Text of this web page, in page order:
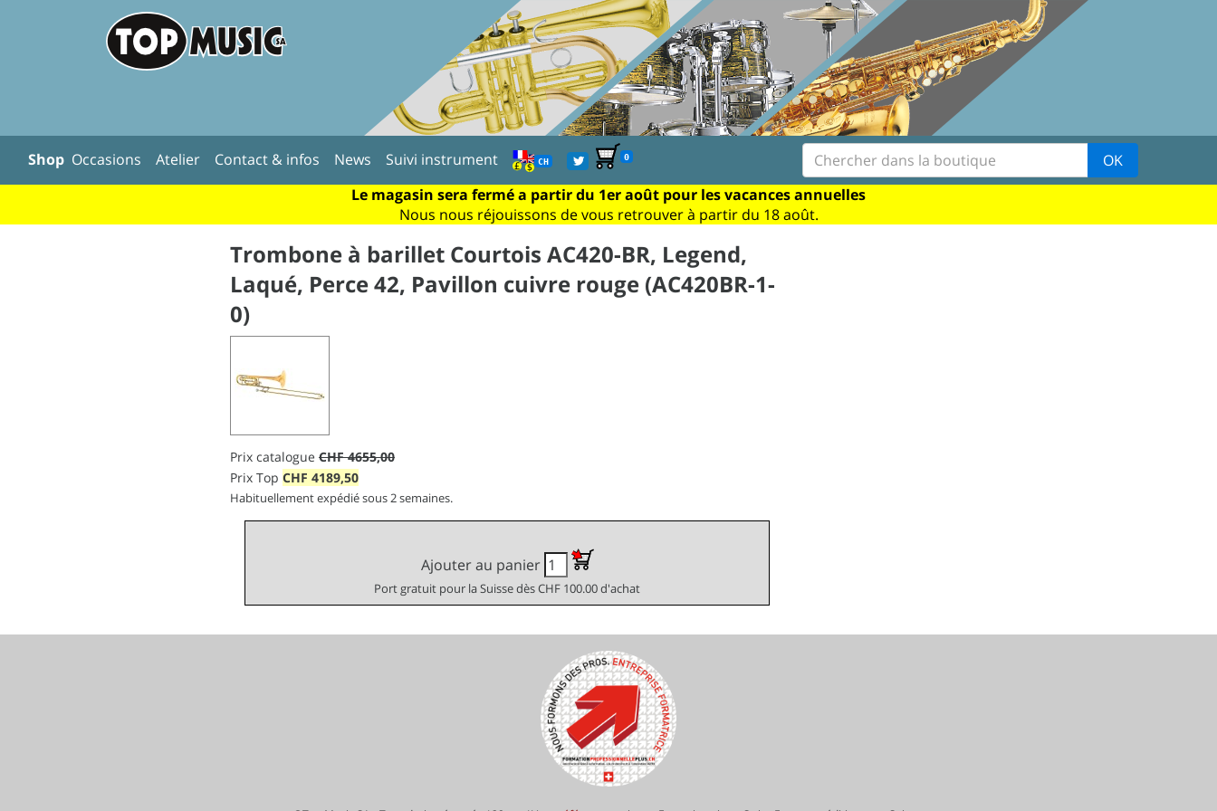
Shop Occasions Atelier Contact & infos News Suivi instrument CH 0
OK
Le magasin sera fermé a partir du 1er août pour les vacances annuelles
Nous nous réjouissons de vous retrouver à partir du 18 août.
Trombone à barillet Courtois AC420-BR, Legend,
Laqué, Perce 42, Pavillon cuivre rouge (AC420BR-1-
0)
Prix catalogue CHF 4655,00
Prix Top CHF 4189,50
Habituellement expédié sous 2 semaines.
Ajouter au panier
Port gratuit pour la Suisse dès CHF 100.00 d'achat